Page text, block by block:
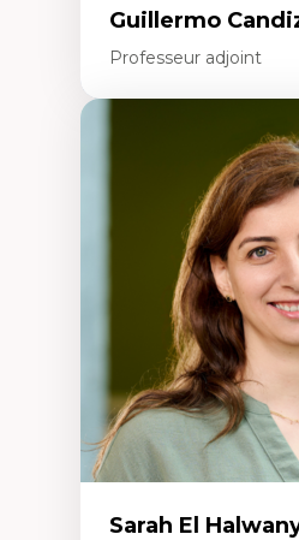
Guillermo
Professeur adjoint
Trajectoires migratoires
Migrations forcées
Études des frontières;
des migrations
Politiques migratoires
Réfugiés
Demandeurs d’asile
Migrations irrégulières
Migrations temporaires
Migration et
Migration et
Sarah El